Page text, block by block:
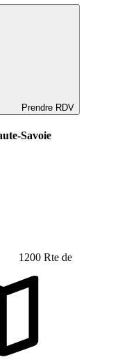
Prendre RDV
Savoie
1200 Rte de